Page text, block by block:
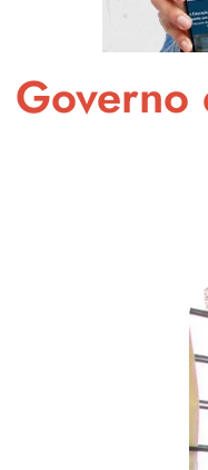
Governo